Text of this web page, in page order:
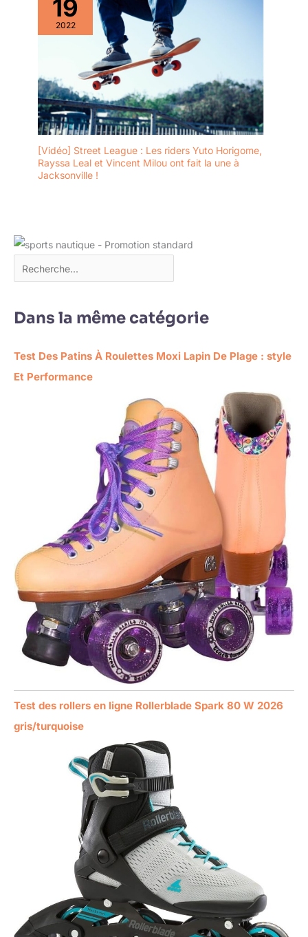
19
2022
[Vidéo] Street League : Les riders Yuto Horigome,
Rayssa Leal et Vincent Milou ont fait la une à
Jacksonville !
Dans la même catégorie
Test Des Patins À Roulettes Moxi Lapin De Plage : style
Et Performance
Test des rollers en ligne Rollerblade Spark 80 W 2026
gris/turquoise